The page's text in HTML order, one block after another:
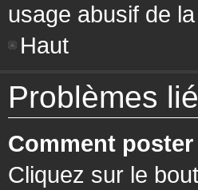
usage abusif de
Haut
Problèmes
Comment
Cliquez sur le